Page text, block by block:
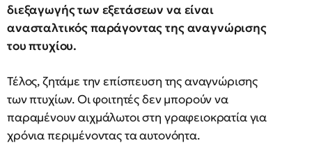
διεξαγωγής των εξετάσεων να είναι
ανασταλτικός παράγοντας της αναγνώρισης
του πτυχίου.
Τέλος, ζητάμε την επίσπευση της αναγνώρισης
των πτυχίων. Οι φοιτητές δεν μπορούν να
παραμένουν αιχμάλωτοι στη γραφειοκρατία για
χρόνια περιμένοντας τα αυτονόητα.